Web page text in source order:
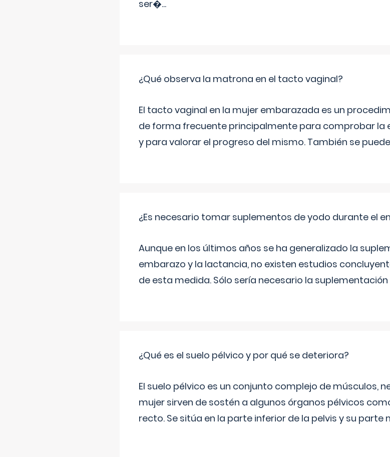
ser�...
¿Qué observa la matrona en el tacto vaginal?
El tacto vaginal en la mujer embarazada es un
de forma frecuente principalmente para comprobar la
y para valorar el progreso del mismo. También se
¿Es necesario tomar suplementos de yodo durante el
Aunque en los últimos años se ha generalizado la
embarazo y la lactancia, no existen estudios
de esta medida. Sólo sería necesario la
¿Qué es el suelo pélvico y por qué se deteriora?
El suelo pélvico es un conjunto complejo de músculos,
mujer sirven de sostén a algunos órganos pélvicos
recto. Se sitúa en la parte inferior de la pelvis y su parte